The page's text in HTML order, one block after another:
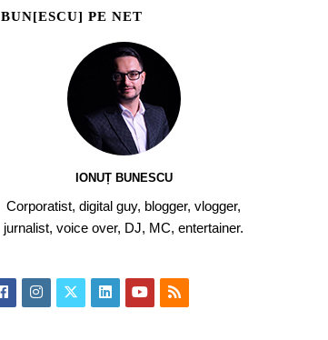
BUN[ESCU] PE NET
IONUȚ BUNESCU
Corporatist, digital guy, blogger, vlogger,
jurnalist, voice over, DJ, MC, entertainer.